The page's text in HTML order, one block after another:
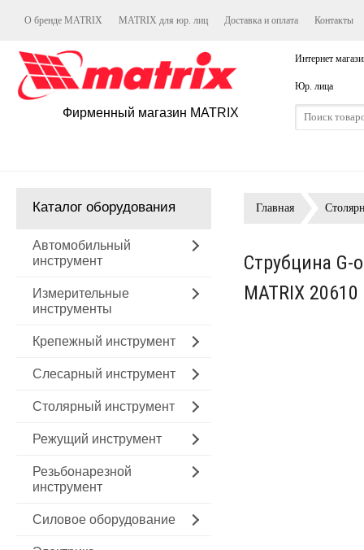
О бренде MATRIX MATRIX для юр. лиц Доставка и оплата Контакты
Фирменный магазин MATRIX
Интернет
Юр. лица
Каталог оборудования
Автомобильный
инструмент
Измерительные
инструменты
Крепежный инструмент
Слесарный инструмент
Столярный инструмент
Режущий инструмент
Резьбонарезной
инструмент
Силовое оборудование
Главная
Струбцина G-
MATRIX 20610